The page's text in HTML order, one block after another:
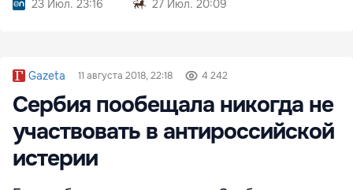
23 Июл. 23:16
27 Июл. 20:09
Gazeta 11 августа 2018, 22:18 4 242
Сербия пообещала никогда не
участвовать в антироссийской
истерии